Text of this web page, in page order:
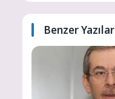
Benzer Yazılar